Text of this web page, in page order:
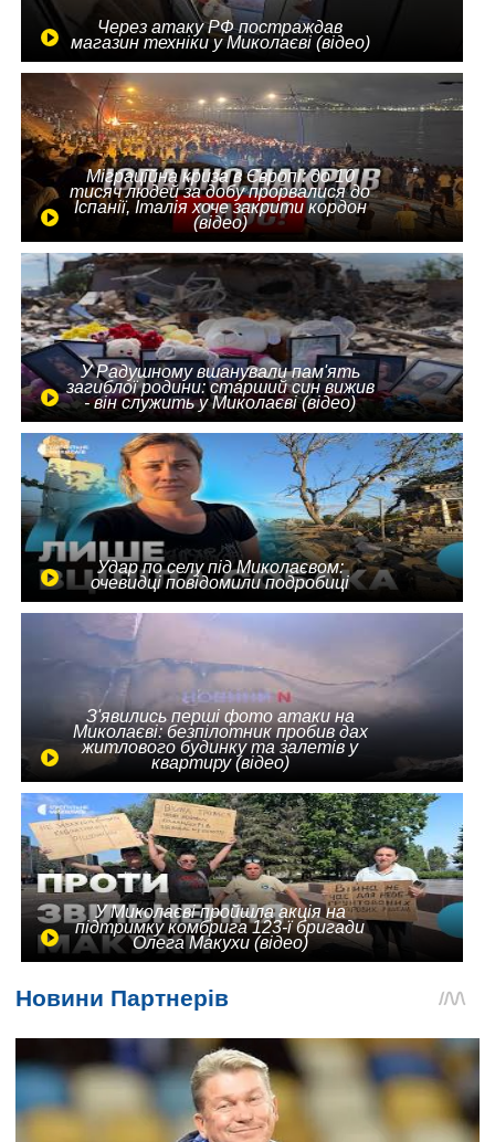
Через атаку РФ постраждав
магазин техніки у Миколаєві (відео)
Міграційна криза в Європі: до 10
тисяч людей за добу прорвалися до
Іспанії, Італія хоче закрити кордон
(відео)
У Радушному вшанували пам'ять
загиблої родини: старший син вижив
- він служить у Миколаєві (відео)
Удар по селу під Миколаєвом:
очевидці повідомили подробиці
З'явились перші фото атаки на
Миколаєві: безпілотник пробив дах
житлового будинку та залетів у
квартиру (відео)
У Миколаєві пройшла акція на
підтримку комбрига 123-ї бригади
Олега Макухи (відео)